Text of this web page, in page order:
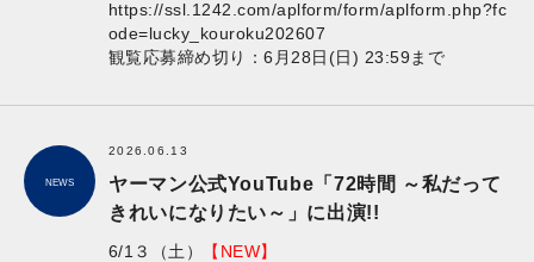
https://ssl.1242.com/aplform/form/aplform.php?fc
ode=lucky_kouroku202607
観覧応募締め切り：6月28日(日) 23:59まで
NEWS
2026.06.13
ヤーマン公式YouTube「72時間 ～私だって
きれいになりたい～」に出演!!
6/1３（土）
【NEW】